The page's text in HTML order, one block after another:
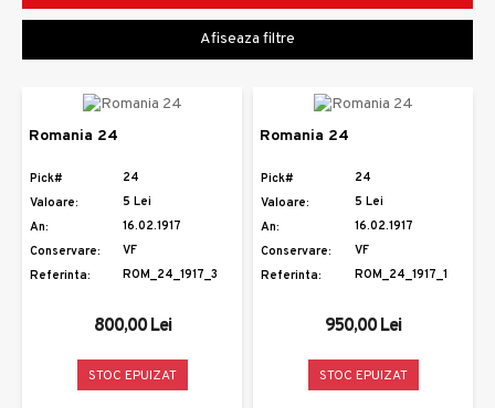
Afiseaza filtre
Romania 24
Pick#
24
Valoare:
5 Lei
An:
16.02.1917
Conservare:
VF
Referinta:
ROM_24_1917_3
800,00 Lei
STOC EPUIZAT
Romania 24
Pick#
24
Valoare:
5 Lei
An:
16.02.1917
Conservare:
VF
Referinta:
ROM_24_1917_1
950,00 Lei
STOC EPUIZAT